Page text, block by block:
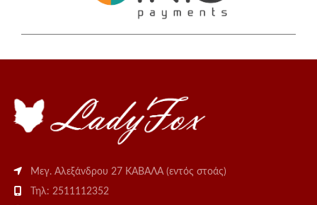
Μεγ. Αλεξάνδρου 27 ΚΑΒΑΛΑ (εντός στοάς)
Τηλ: 2511112352